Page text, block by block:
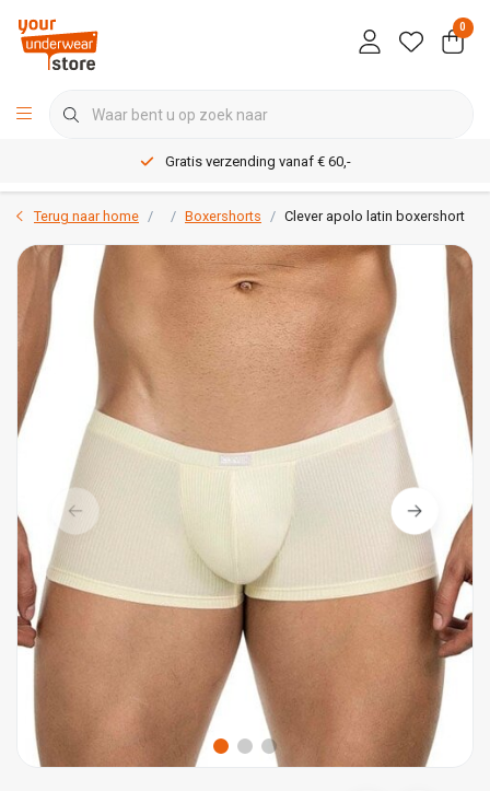
0
Gratis verzending vanaf € 60,-
Terug naar home Boxershorts Clever apolo latin boxershort